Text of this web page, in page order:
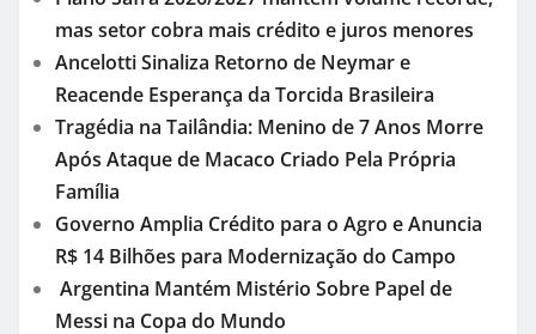
mas setor cobra mais crédito e juros menores
Ancelotti Sinaliza Retorno de Neymar e
Reacende Esperança da Torcida Brasileira
Tragédia na Tailândia: Menino de 7 Anos Morre
Após Ataque de Macaco Criado Pela Própria
Família
Governo Amplia Crédito para o Agro e Anuncia
R$ 14 Bilhões para Modernização do Campo
Argentina Mantém Mistério Sobre Papel de
Messi na Copa do Mundo